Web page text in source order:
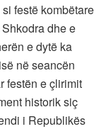
festë kombëtare
dhe e
e dytë ka
në seancën
festën e çlirimit
historik siç
i Republikës